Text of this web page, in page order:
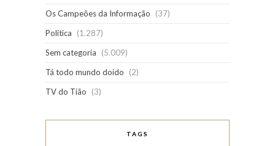
Os Campeões da Informação
(37)
Política
(1.287)
Sem categoria
(5.009)
Tá todo mundo doido
(2)
TV do Tião
(3)
TAGS